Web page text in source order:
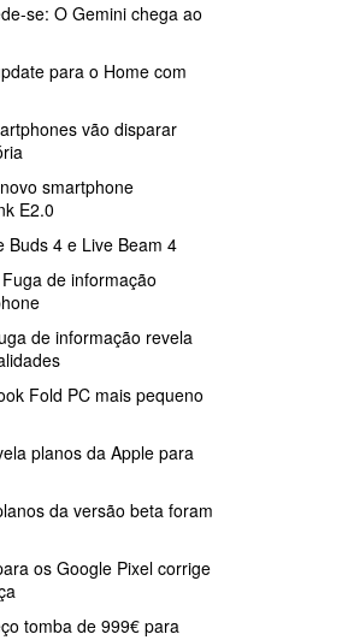
se: O Gemini chega ao
para o Home com
vão disparar
smartphone
E2.0
Buds 4 e Live Beam 4
de informação
de informação revela
Fold PC mais pequeno
planos da Apple para
da versão beta foram
os Google Pixel corrige
tomba de 999€ para